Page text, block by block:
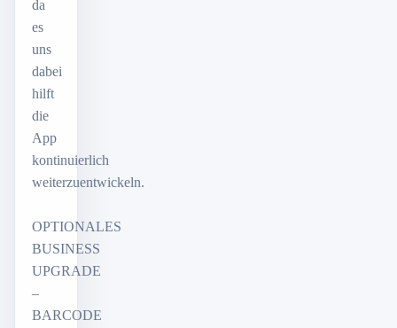
da
es
uns
dabei
hilft
die
App
kontinuierlich
weiterzuentwickeln.
OPTIONALES
BUSINESS
UPGRADE
–
BARCODE